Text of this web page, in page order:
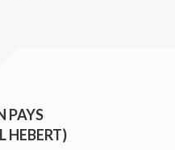
PAYS
HEBERT)